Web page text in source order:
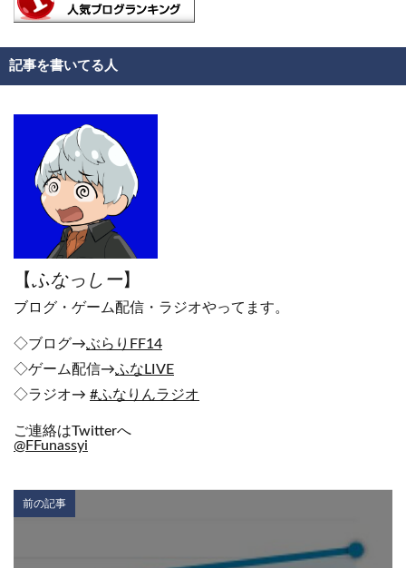
記事を書いてる人
【 ふなっしー】
ブログ・ゲーム配信・ラジオやってます。
◇ブログ→ぶらりFF14
◇ゲーム配信→ふなLIVE
◇ラジオ→ #ふなりんラジオ
ご連絡はTwitterへ
@FFunassyi
前の記事